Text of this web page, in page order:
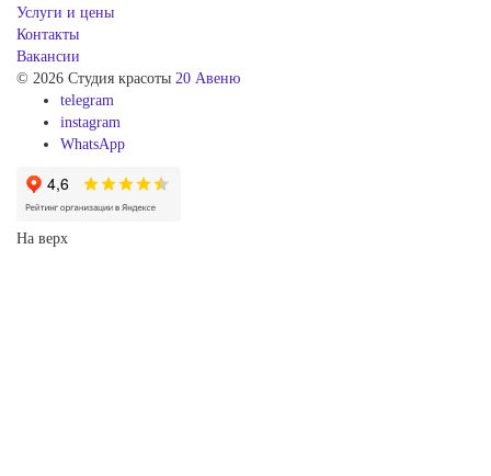
Услуги и цены
Контакты
Вакансии
© 2026 Студия красоты 20 Авеню
telegram
instagram
WhatsApp
На верх